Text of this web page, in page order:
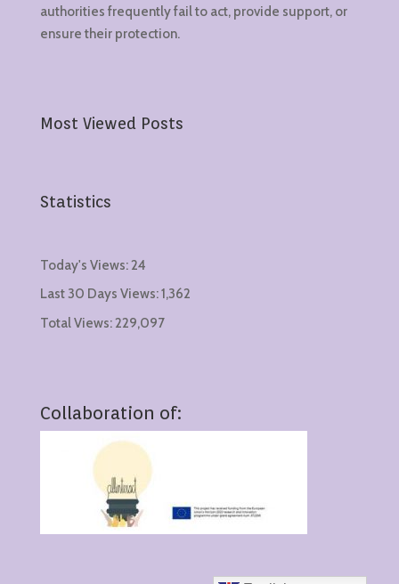
authorities frequently fail to act, provide support, or
ensure their protection.
Most Viewed Posts
Statistics
Today's Views:24
Last 30 Days Views:1,362
Total Views:229,097
Collaboration of: